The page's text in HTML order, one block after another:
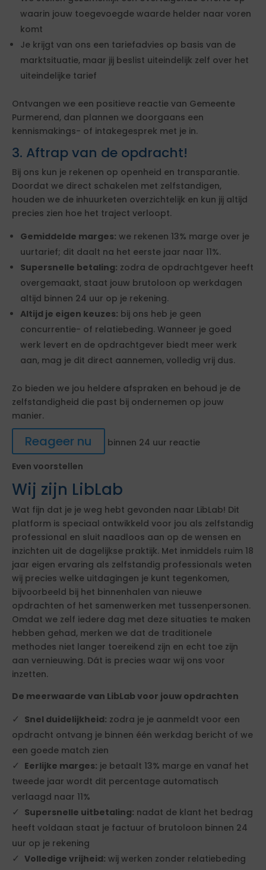
waarin jouw toegevoegde waarde helder naar voren
komt
Je krijgt van ons een tariefadvies op basis van de
marktsituatie, maar jij beslist uiteindelijk zelf over het
uiteindelijke tarief
Ontvangen we een positieve reactie van Gemeente
Purmerend, dan plannen we doorgaans een
kennismakings- of intakegesprek met je in.
3. Aftrap van de opdracht!
Bij ons kun je rekenen op openheid en transparantie.
Doordat we direct schakelen met zelfstandigen,
houden we de inhuurketen overzichtelijk en kun jij altijd
precies zien hoe het traject verloopt.
Gemiddelde marges: we rekenen 13% marge over je
uurtarief; dit daalt na het eerste jaar naar 11%.
Supersnelle betaling: zodra de opdrachtgever heeft
overgemaakt, staat jouw brutoloon op werkdagen
altijd binnen 24 uur op je rekening.
Altijd je eigen keuzes: bij ons heb je geen
concurrentie- of relatiebeding. Wanneer je goed
werk levert en de opdrachtgever biedt meer werk
aan, mag je dit direct aannemen, volledig vrij dus.
Zo bieden we jou heldere afspraken en behoud je de
zelfstandigheid die past bij ondernemen op jouw
manier.
Reageer nu
binnen 24 uur reactie
Even voorstellen
Wij zijn LibLab
Wat fijn dat je je weg hebt gevonden naar LibLab! Dit
platform is speciaal ontwikkeld voor jou als zelfstandig
professional en sluit naadloos aan op de wensen en
inzichten uit de dagelijkse praktijk. Met inmiddels ruim 18
jaar eigen ervaring als zelfstandig professionals weten
wij precies welke uitdagingen je kunt tegenkomen,
bijvoorbeeld bij het binnenhalen van nieuwe
opdrachten of het samenwerken met tussenpersonen.
Omdat we zelf iedere dag met deze situaties te maken
hebben gehad, merken we dat de traditionele
methodes niet langer toereikend zijn en echt toe zijn
aan vernieuwing. Dát is precies waar wij ons voor
inzetten.
De meerwaarde van LibLab voor jouw opdrachten
Snel duidelijkheid: zodra je je aanmeldt voor een
opdracht ontvang je binnen één werkdag bericht of we
een goede match zien
Eerlijke marges: je betaalt 13% marge en vanaf het
tweede jaar wordt dit percentage automatisch
verlaagd naar 11%
Supersnelle uitbetaling: nadat de klant het bedrag
heeft voldaan staat je factuur of brutoloon binnen 24
uur op je rekening
Volledige vrijheid: wij werken zonder relatiebeding